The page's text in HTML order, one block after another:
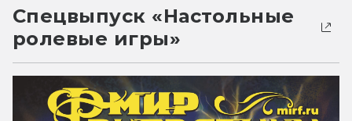
Спецвыпуск «Настольные
ролевые игры»